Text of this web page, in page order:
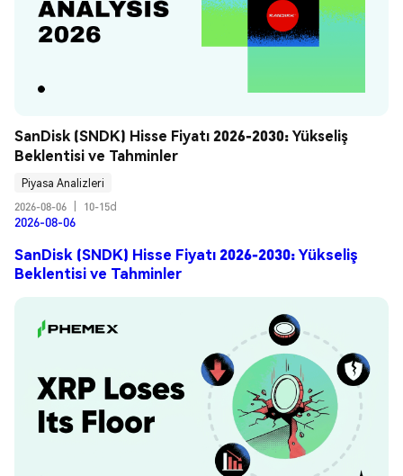
SanDisk (SNDK) Hisse Fiyatı 2026-2030: Yükseliş
Beklentisi ve Tahminler
Piyasa Analizleri
2026-08-06
10-15d
2026-08-06
SanDisk (SNDK) Hisse Fiyatı 2026-2030: Yükseliş
Beklentisi ve Tahminler